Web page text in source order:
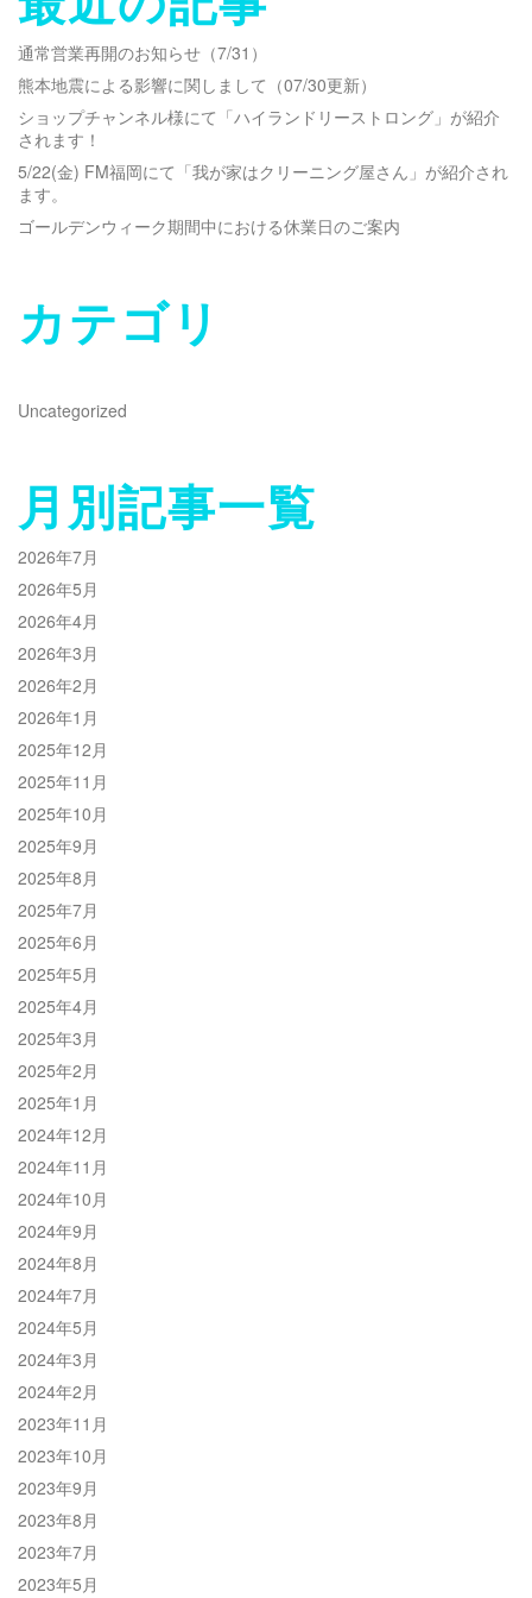
通常営業再開のお知らせ（7/31）
熊本地震による影響に関しまして（07/30更新）
ショップチャンネル様にて「ハイランドリーストロング」が紹介
されます！
5/22(金) FM福岡にて「我が家はクリーニング屋さん」が紹介され
ます。
ゴールデンウィーク期間中における休業日のご案内
カテゴリ
Uncategorized
月別記事一覧
2026年7月
2026年5月
2026年4月
2026年3月
2026年2月
2026年1月
2025年12月
2025年11月
2025年10月
2025年9月
2025年8月
2025年7月
2025年6月
2025年5月
2025年4月
2025年3月
2025年2月
2025年1月
2024年12月
2024年11月
2024年10月
2024年9月
2024年8月
2024年7月
2024年5月
2024年3月
2024年2月
2023年11月
2023年10月
2023年9月
2023年8月
2023年7月
2023年5月